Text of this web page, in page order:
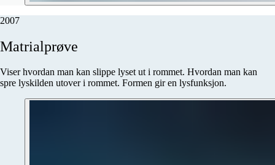
2007
Matrialprøve
Viser hvordan man kan slippe lyset ut i rommet. Hvordan man kan
spre lyskilden utover i rommet. Formen gir en lysfunksjon.